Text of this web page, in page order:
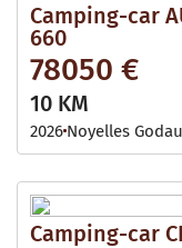
Camping-car
660
78050 €
10 KM
2026 Noyelles
Camping-car